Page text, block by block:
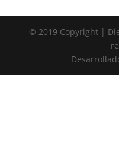
© 2019 Copyright |